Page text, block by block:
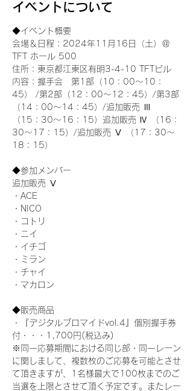
イベントについて
◆イベント概要
会場＆日程：2024年11月16日（土）＠
TFT ホール 500
住所：東京都江東区有明3-4-10 TFTビル
内容：握手会　第1部（10：00～10：
45） /第2部（12：00～12：45）/第3部
（14：00～14：45）/追加販売 Ⅲ
（15：30～16：15）追加販売 Ⅳ （16：
30～17：15）/追加販売 Ⅴ （17：30～
18：15）
◆参加メンバー
追加販売 Ⅴ
・ACE
・NICO
・コトリ
・ニイ
・イチゴ
・ミラン
・チャイ
・マカロン
◆販売商品
・『デジタルブロマイドvol.4』個別握手券
付・・・1,700円(税込み)
※同一応募期間における同じ部・同一レーン
に関しまして、複数枚のご応募を可能とさせ
て頂きますが、1名様最大で100枚までのご
当選を上限とさせて頂く予定です。またレー